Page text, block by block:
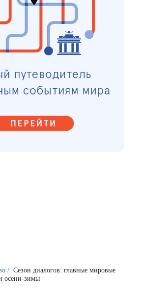
/ Сезон диалогов: главные мировые
осени-зимы